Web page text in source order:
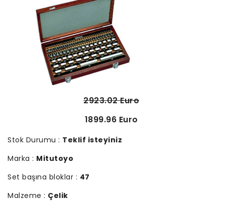
2923.02 Euro
1899.96 Euro
Stok Durumu : Teklif isteyiniz
Marka : Mitutoyo
Set başına bloklar : 47
Malzeme : Çelik